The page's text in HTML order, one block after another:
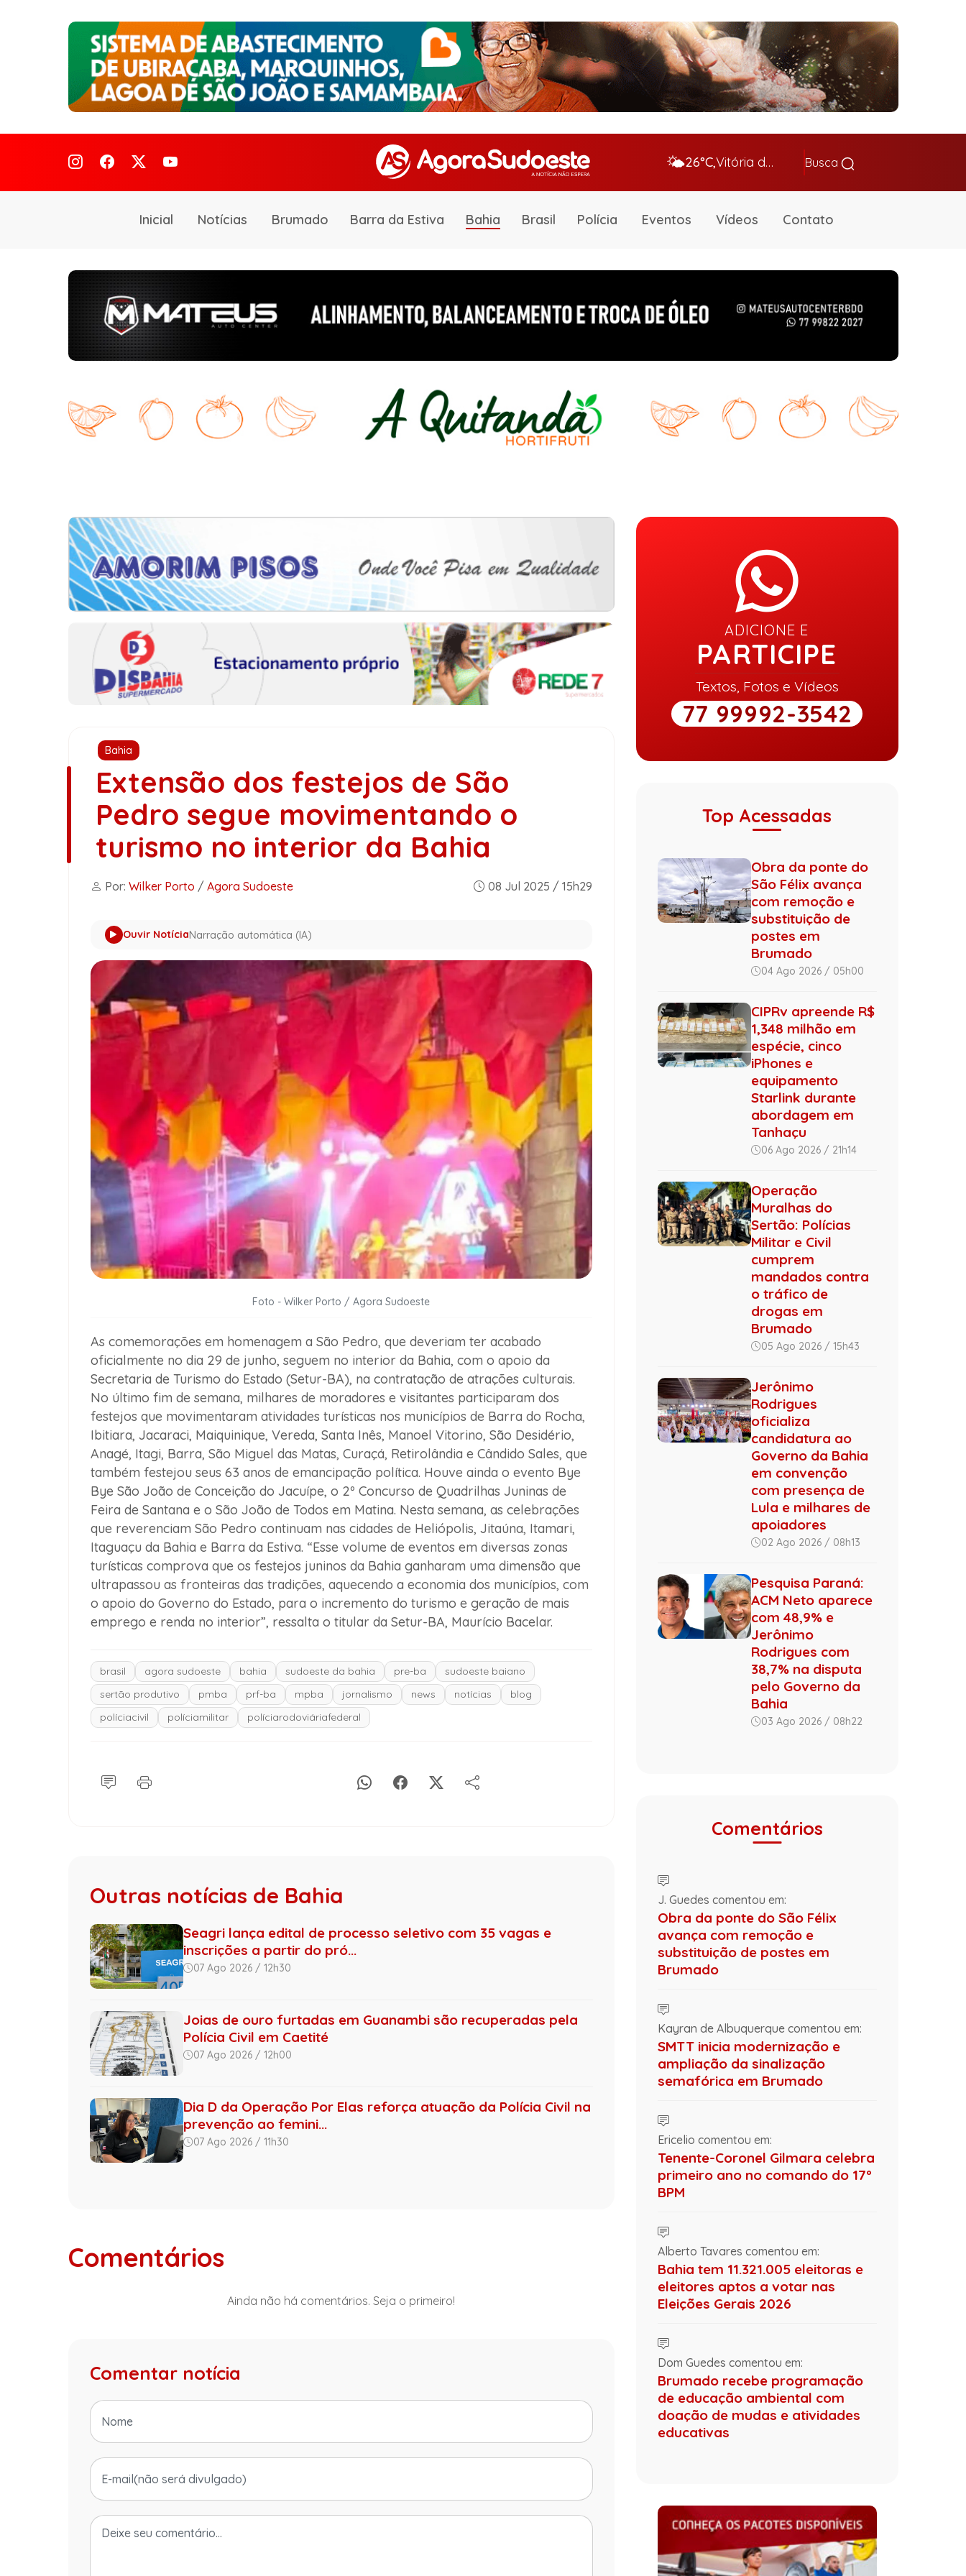
🌤️26°C, Vitória da Conq… Busca
Inicial Notícias Brumado Barra da Estiva Bahia Brasil Polícia Eventos Vídeos Contato
Bahia
Extensão dos festejos de São
Pedro segue movimentando o
turismo no interior da Bahia
Por: Wilker Porto / Agora Sudoeste 08 Jul 2025 / 15h29
Ouvir NotíciaNarração automática (IA)
Foto - Wilker Porto / Agora Sudoeste
As comemorações em homenagem a São Pedro, que deveriam ter acabado
oficialmente no dia 29 de junho, seguem no interior da Bahia, com o apoio da
Secretaria de Turismo do Estado (Setur-BA), na contratação de atrações culturais.
No último fim de semana, milhares de moradores e visitantes participaram dos
festejos que movimentaram atividades turísticas nos municípios de Barra do Rocha,
Ibitiara, Jacaraci, Maiquinique, Vereda, Santa Inês, Manoel Vitorino, São Desidério,
Anagé, Itagi, Barra, São Miguel das Matas, Curaçá, Retirolândia e Cândido Sales, que
também festejou seus 63 anos de emancipação política. Houve ainda o evento Bye
Bye São João de Conceição do Jacuípe, o 2º Concurso de Quadrilhas Juninas de
Feira de Santana e o São João de Todos em Matina. Nesta semana, as celebrações
que reverenciam São Pedro continuam nas cidades de Heliópolis, Jitaúna, Itamari,
Itaguaçu da Bahia e Barra da Estiva. “Esse volume de eventos em diversas zonas
turísticas comprova que os festejos juninos da Bahia ganharam uma dimensão que
ultrapassou as fronteiras das tradições, aquecendo a economia dos municípios, com
o apoio do Governo do Estado, para o incremento do turismo e geração de mais
emprego e renda no interior”, ressalta o titular da Setur-BA, Maurício Bacelar.
brasil agora sudoeste bahia sudoeste da bahia pre-ba
sudoeste baiano
sertão produtivo
pmba prf-ba mpba jornalismo news notícias
blog
políciacivil
políciamilitar políciarodoviáriafederal
Outras notícias de Bahia
Seagri lança edital de processo seletivo com 35 vagas e
inscrições a partir do pró...
07 Ago 2026 / 12h30
Joias de ouro furtadas em Guanambi são recuperadas pela
Polícia Civil em Caetité
07 Ago 2026 / 12h00
Dia D da Operação Por Elas reforça atuação da Polícia Civil na
prevenção ao femini...
07 Ago 2026 / 11h30
Comentários
Ainda não há comentários. Seja o primeiro!
Comentar notícia
ADICIONE E
PARTICIPE
Textos, Fotos e Vídeos
77 99992-3542
Top Acessadas
Obra da ponte do
São Félix avança
com remoção e
substituição de
postes em
Brumado
04 Ago 2026 / 05h00
CIPRv apreende R$
1,348 milhão em
espécie, cinco
iPhones e
equipamento
Starlink durante
abordagem em
Tanhaçu
06 Ago 2026 / 21h14
Operação
Muralhas do
Sertão: Polícias
Militar e Civil
cumprem
mandados contra
o tráfico de
drogas em
Brumado
05 Ago 2026 / 15h43
Jerônimo
Rodrigues
oficializa
candidatura ao
Governo da Bahia
em convenção
com presença de
Lula e milhares de
apoiadores
02 Ago 2026 / 08h13
Pesquisa Paraná:
ACM Neto aparece
com 48,9% e
Jerônimo
Rodrigues com
38,7% na disputa
pelo Governo da
Bahia
03 Ago 2026 / 08h22
Comentários
J. Guedes comentou em:
Obra da ponte do São Félix
avança com remoção e
substituição de postes em
Brumado
Kayran de Albuquerque comentou em:
SMTT inicia modernização e
ampliação da sinalização
semafórica em Brumado
Ericelio comentou em:
Tenente-Coronel Gilmara celebra
primeiro ano no comando do 17º
BPM
Alberto Tavares comentou em:
Bahia tem 11.321.005 eleitoras e
eleitores aptos a votar nas
Eleições Gerais 2026
Dom Guedes comentou em:
Brumado recebe programação
de educação ambiental com
doação de mudas e atividades
educativas